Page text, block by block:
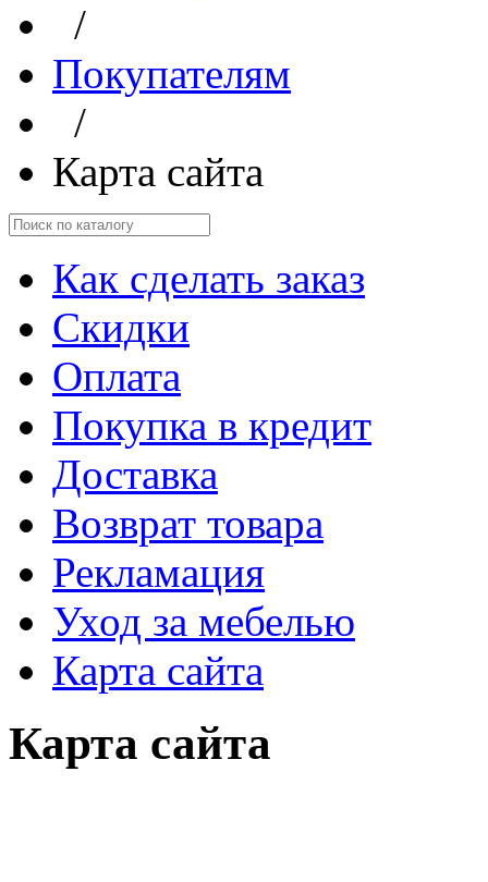
/
Покупателям
/
Карта сайта
Как сделать заказ
Скидки
Оплата
Покупка в кредит
Доставка
Возврат товара
Рекламация
Уход за мебелью
Карта сайта
Карта сайта